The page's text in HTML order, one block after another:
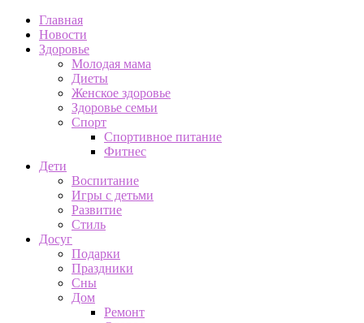
Главная
Новости
Здоровье
Молодая мама
Диеты
Женское здоровье
Здоровье семьи
Спорт
Спортивное питание
Фитнес
Дети
Воспитание
Игры с детьми
Развитие
Стиль
Досуг
Подарки
Праздники
Сны
Дом
Ремонт